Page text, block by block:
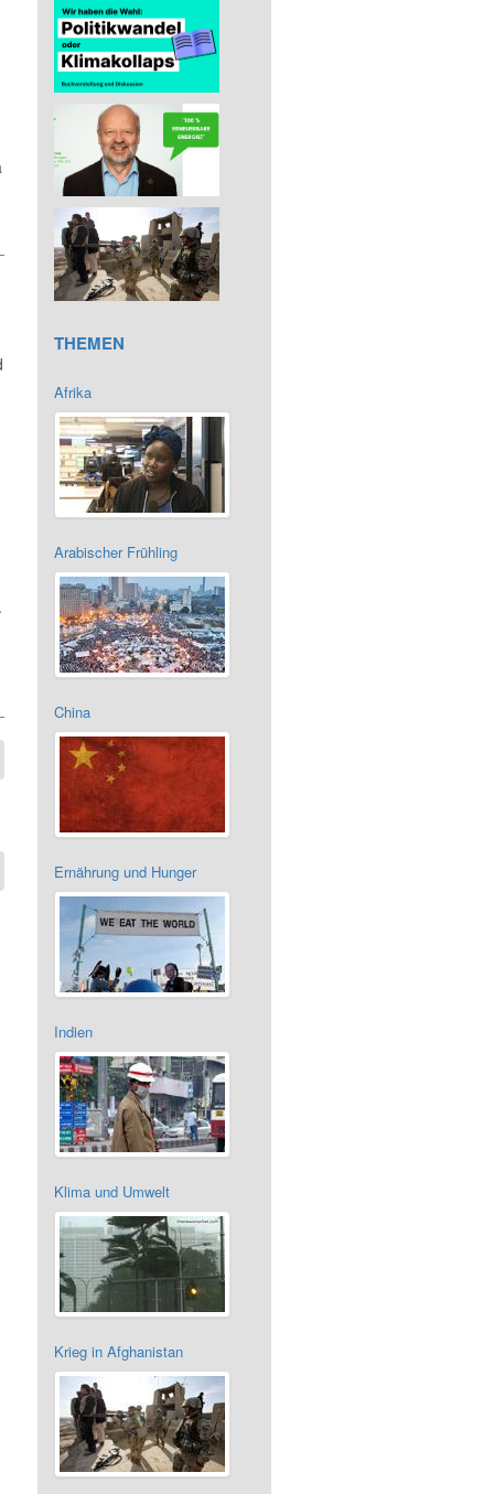
THEMEN
Afrika
Arabischer Frühling
China
Ernährung und Hunger
Indien
Klima und Umwelt
Krieg in Afghanistan